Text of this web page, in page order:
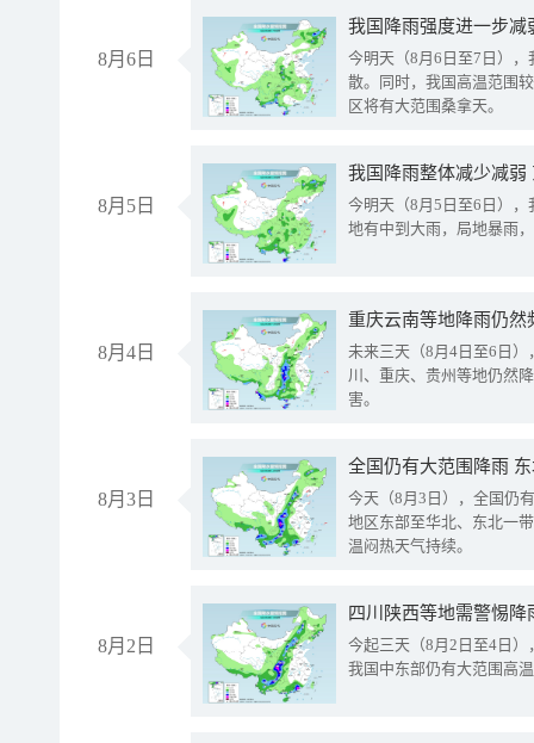
8月6日
今明天（8月6日至7日）
散。同时，我国高温范围
区将有大范围桑拿天。
8月5日
我国降雨整体减少减弱
今明天（8月5日至6日）
地有中到大雨，局地暴雨
8月4日
重庆云南等地降雨仍然
未来三天（8月4日至6日
川、重庆、贵州等地仍然
害。
8月3日
全国仍有大范围降雨
今天（8月3日），全国仍
地区东部至华北、东北一
温闷热天气持续。
8月2日
今起三天（8月2日至4日
我国中东部仍有大范围高